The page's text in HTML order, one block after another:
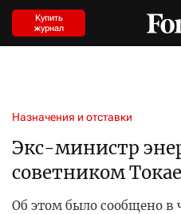
Купить
журнал
Назначения и отставки
Экс-министр
советником
Об этом было сообщено в